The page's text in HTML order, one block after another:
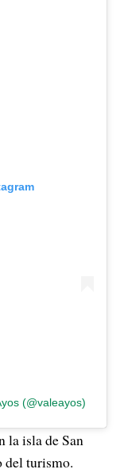
(@valeayos)
la isla de San
del turismo.